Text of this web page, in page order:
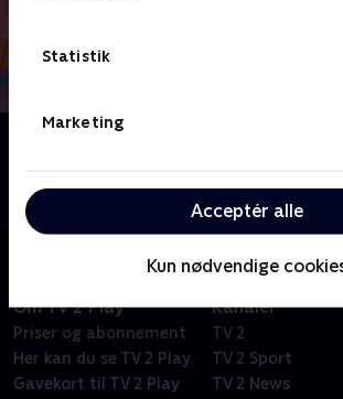
Statistik
Marketing
Acceptér alle
Kun nødvendige
forældres hotel.
Om TV 2 Play
Priser og abonnement
Her kan du se TV 2 Play
Gavekort til TV 2 Play
Kanaler
TV 2
TV 2 Sport
TV 2 News